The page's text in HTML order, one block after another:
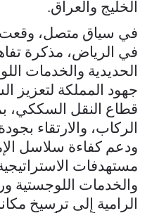
الخليج والعراق.
في سياق متصل، وقعت
في الرياض، مذكرة
الحديدية والخدمات
جهود المملكة لتعزيز
قطاع النقل السككي،
الركاب، والارتقاء
ودعم كفاءة سلاسل
مستهدفات
الرامية إلى ترسيخ